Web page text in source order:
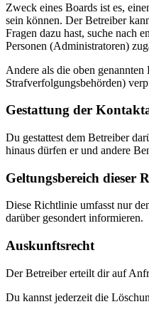
Zweck eines Boards ist es,
sein können. Der Betreiber
Fragen dazu hast, suche nach
Personen (Administratoren)
Andere als die oben
Strafverfolgungsbehörden)
Gestattung der
Du gestattest dem Betreiber
hinaus dürfen er und andere
Geltungsbereich dieser
Diese Richtlinie umfasst nur
darüber gesondert informieren.
Auskunftsrecht
Der Betreiber erteilt dir auf
Du kannst jederzeit die